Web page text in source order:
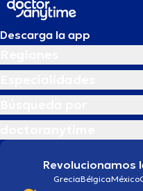
Descarga la app
Revolucionamos
GreciaBélgicaMéxico